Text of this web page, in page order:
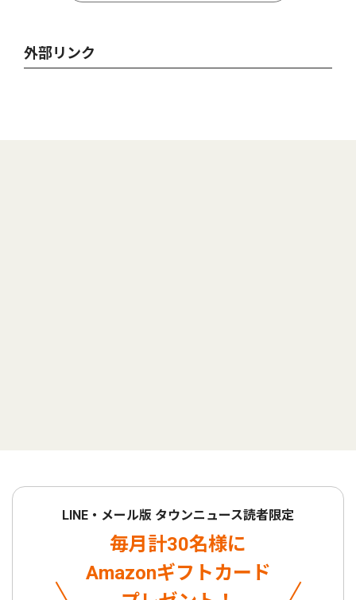
外部リンク
LINE・メール版 タウンニュース読者限定
毎月計30名様に
Amazonギフトカード